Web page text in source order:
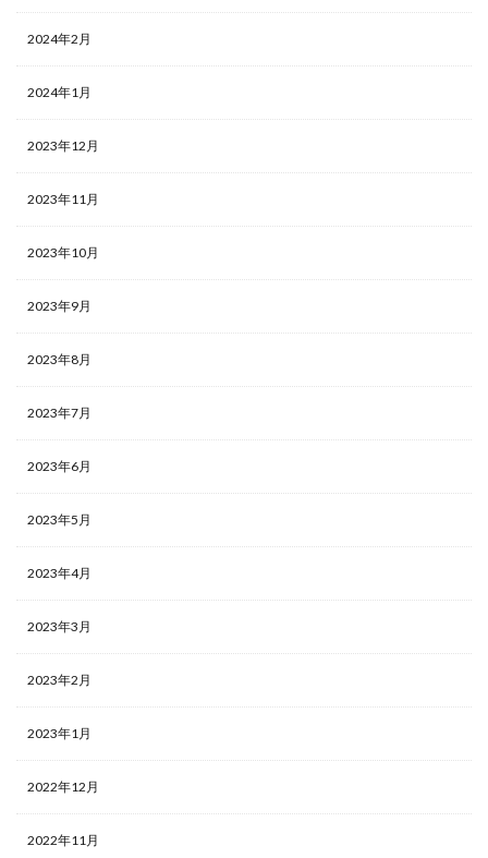
2024年2月
2024年1月
2023年12月
2023年11月
2023年10月
2023年9月
2023年8月
2023年7月
2023年6月
2023年5月
2023年4月
2023年3月
2023年2月
2023年1月
2022年12月
2022年11月